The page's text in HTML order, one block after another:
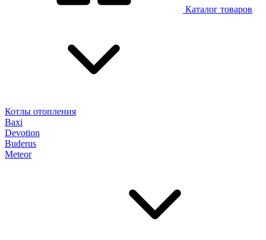
Каталог товаров
Котлы отопления
Baxi
Devotion
Buderus
Meteor